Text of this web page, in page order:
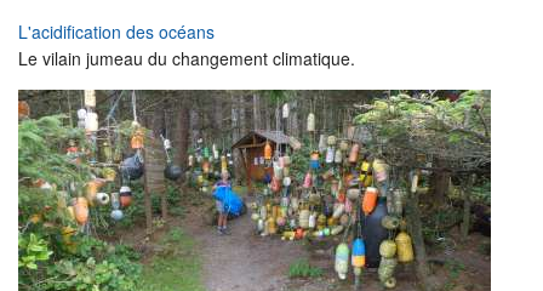
L'acidification des océans
Le vilain jumeau du changement climatique.